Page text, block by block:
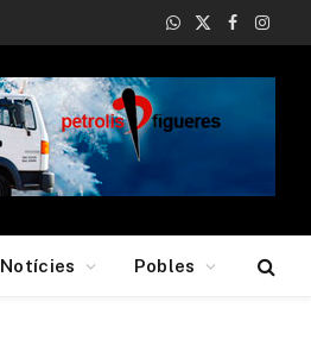
WhatsApp
X
Facebook
Notícies Pobles